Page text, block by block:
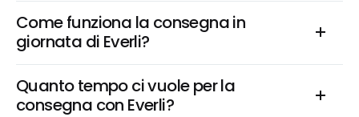
Come funziona la consegna in
giornata di Everli?
Quanto tempo ci vuole per la
consegna con Everli?